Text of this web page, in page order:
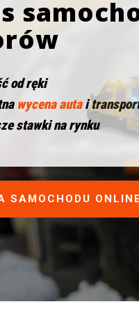
od ręki
wycena autai
stawki na rynku
SAMOCHODU ONLINE